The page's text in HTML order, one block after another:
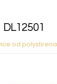
DL12501
od polystirena